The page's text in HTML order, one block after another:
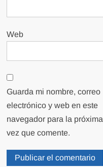
Web
Guarda mi nombre, correo
electrónico y web en este
navegador para la próxima
vez que comente.